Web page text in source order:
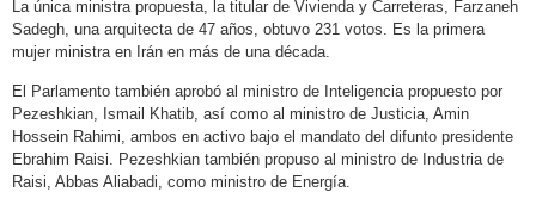
La única ministra propuesta, la titular de Vivienda y Carreteras, Farzaneh
Sadegh, una arquitecta de 47 años, obtuvo 231 votos. Es la primera
mujer ministra en Irán en más de una década.
El Parlamento también aprobó al ministro de Inteligencia propuesto por
Pezeshkian, Ismail Khatib, así como al ministro de Justicia, Amin
Hossein Rahimi, ambos en activo bajo el mandato del difunto presidente
Ebrahim Raisi. Pezeshkian también propuso al ministro de Industria de
Raisi, Abbas Aliabadi, como ministro de Energía.